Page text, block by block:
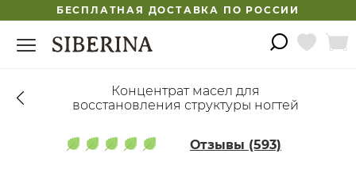
БЕСПЛАТНАЯ ДОСТАВКА ПО РОССИИ
Концентрат масел для
восстановления структуры ногтей
Отзывы (593)